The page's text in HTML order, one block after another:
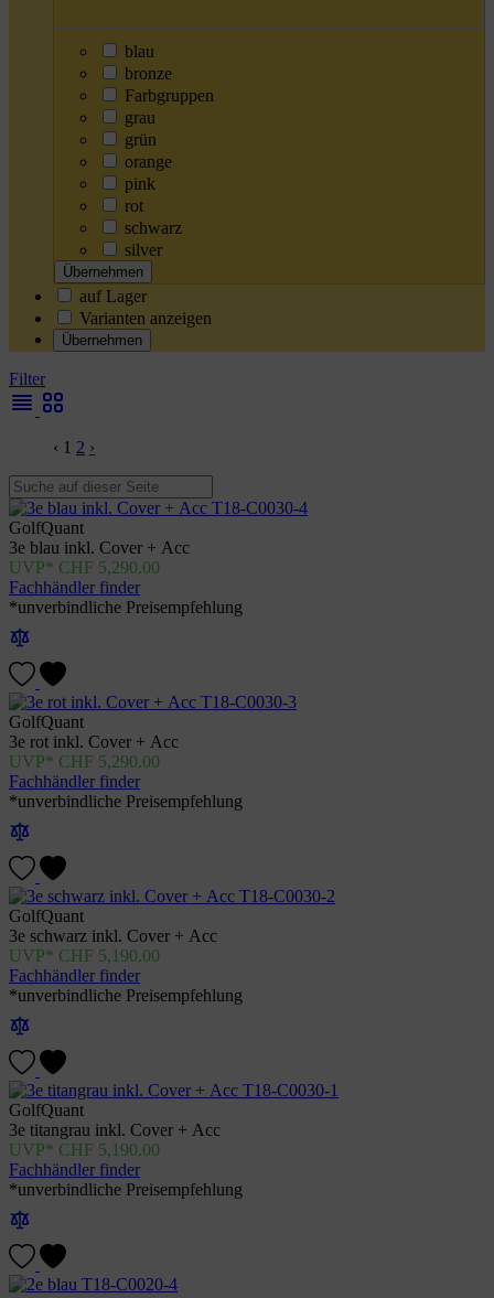
blau
bronze
Farbgruppen
grau
grün
orange
pink
rot
schwarz
silver
Übernehmen
auf Lager
Varianten anzeigen
Übernehmen
Filter
‹ 1 2 ›
GolfQuant
3e blau inkl. Cover + Acc
CHF 5,290.00
Fachhändler finder
*unverbindliche Preisempfehlung
GolfQuant
3e rot inkl. Cover + Acc
CHF 5,290.00
Fachhändler finder
*unverbindliche Preisempfehlung
GolfQuant
3e schwarz inkl. Cover + Acc
CHF 5,190.00
Fachhändler finder
*unverbindliche Preisempfehlung
GolfQuant
3e titangrau inkl. Cover + Acc
CHF 5,190.00
Fachhändler finder
*unverbindliche Preisempfehlung